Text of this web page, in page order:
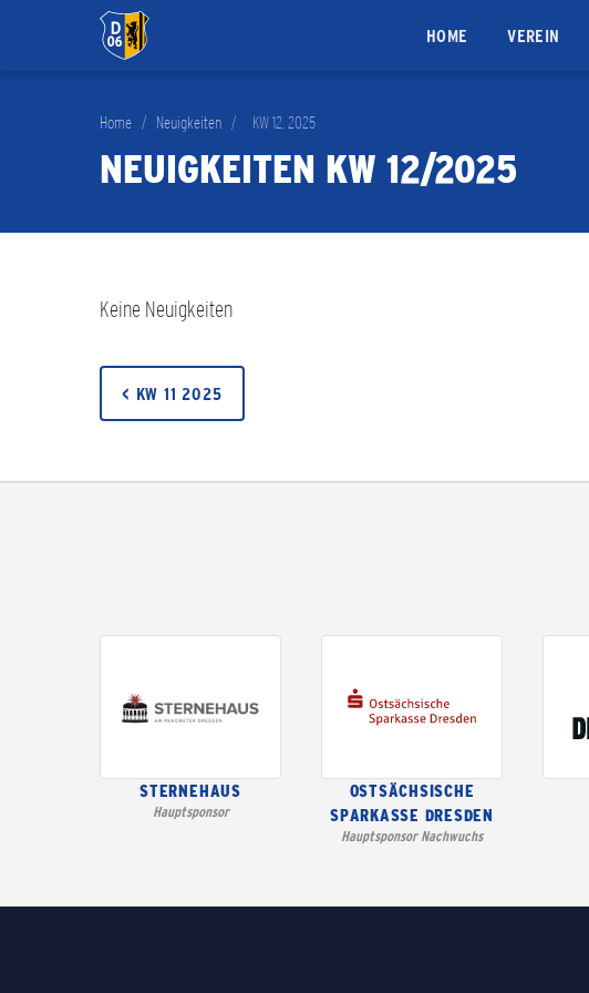
HOME VEREIN
Home / Neuigkeiten / KW 12, 2025
NEUIGKEITEN KW 12/2025
Keine Neuigkeiten
< KW 11 2025
STERNEHAUS
Hauptsponsor
OSTSÄCHSISCHE
SPARKASSE DRESDEN
Hauptsponsor Nachwuchs